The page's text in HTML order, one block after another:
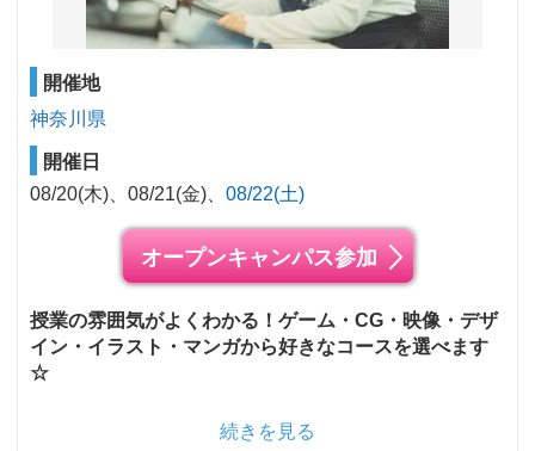
開催地
神奈川県
開催日
08/20(木)
08/21(金) 08/22(土)
オープンキャンパス参加
授業の雰囲気がよくわかる！ゲーム・CG・映像・デザ
イン・イラスト・マンガから好きなコースを選べます
☆
続きを見る